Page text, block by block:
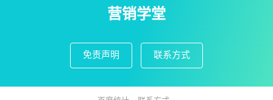
营销学堂
免责声明 联系方式